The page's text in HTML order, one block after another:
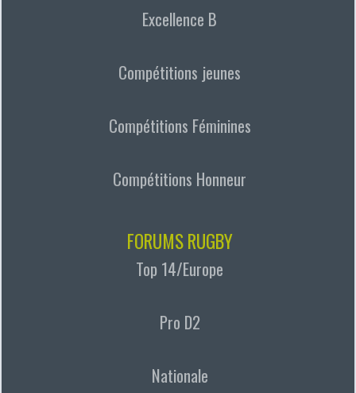
Excellence B
Compétitions jeunes
Compétitions Féminines
Compétitions Honneur
FORUMS RUGBY
Top 14/Europe
Pro D2
Nationale